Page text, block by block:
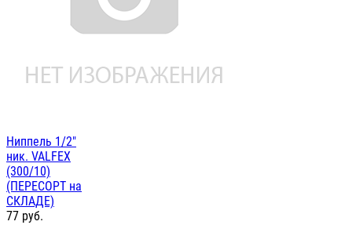
Ниппель 1/2"
ник. VALFEX
(300/10)
(ПЕРЕСОРТ на
СКЛАДЕ)
77 руб.